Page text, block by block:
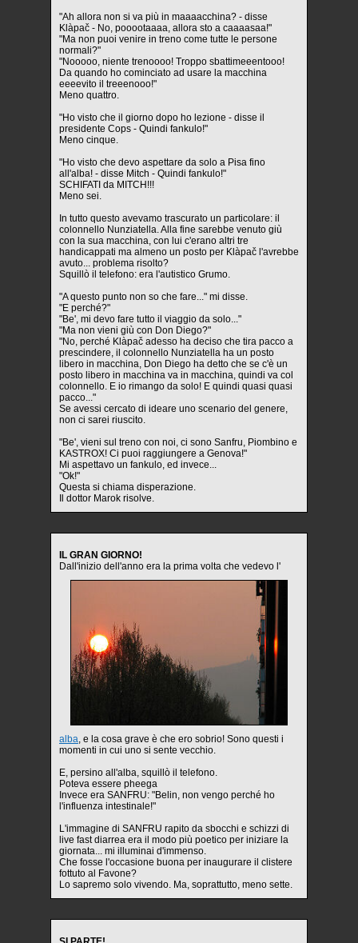
"Ah allora non si va più in maaaacchina? - disse
Klàpač - No, pooootaaaa, allora sto a caaaasaa!"
"Ma non puoi venire in treno come tutte le persone
normali?"
"Nooooo, niente trenoooo! Troppo sbattimeeentooo!
Da quando ho cominciato ad usare la macchina
eeeevito il treeenooo!"
Meno quattro.
"Ho visto che il giorno dopo ho lezione - disse il
presidente Cops - Quindi fankulo!"
Meno cinque.
"Ho visto che devo aspettare da solo a Pisa fino
all'alba! - disse Mitch - Quindi fankulo!"
SCHIFATI da MITCH!!!
Meno sei.
In tutto questo avevamo trascurato un particolare: il
colonnello Nunziatella. Alla fine sarebbe venuto giù
con la sua macchina, con lui c'erano altri tre
handicappati ma almeno un posto per Klàpač l'avrebbe
avuto... problema risolto?
Squillò il telefono: era l'autistico Grumo.
"A questo punto non so che fare..." mi disse.
"E perché?"
"Be', mi devo fare tutto il viaggio da solo..."
"Ma non vieni giù con Don Diego?"
"No, perché Klàpač adesso ha deciso che tira pacco a
prescindere, il colonnello Nunziatella ha un posto
libero in macchina, Don Diego ha detto che se c'è un
posto libero in macchina va in macchina, quindi va col
colonnello. E io rimango da solo! E quindi quasi quasi
pacco..."
Se avessi cercato di ideare uno scenario del genere,
non ci sarei riuscito.
"Be', vieni sul treno con noi, ci sono Sanfru, Piombino e
KASTROX! Ci puoi raggiungere a Genova!"
Mi aspettavo un fankulo, ed invece...
"Ok!"
Questa si chiama disperazione.
Il dottor Marok risolve.
IL GRAN GIORNO!
Dall'inizio dell'anno era la prima volta che vedevo l'
alba, e la cosa grave è che ero sobrio! Sono questi i
momenti in cui uno si sente vecchio.
E, persino all'alba, squillò il telefono.
Poteva essere pheega
Invece era SANFRU: "Belin, non vengo perché ho
l'influenza intestinale!"
L'immagine di SANFRU rapito da sbocchi e schizzi di
live fast diarrea era il modo più poetico per iniziare la
giornata... mi illuminai d'immenso.
Che fosse l'occasione buona per inaugurare il clistere
fottuto al Favone?
Lo sapremo solo vivendo. Ma, soprattutto, meno sette.